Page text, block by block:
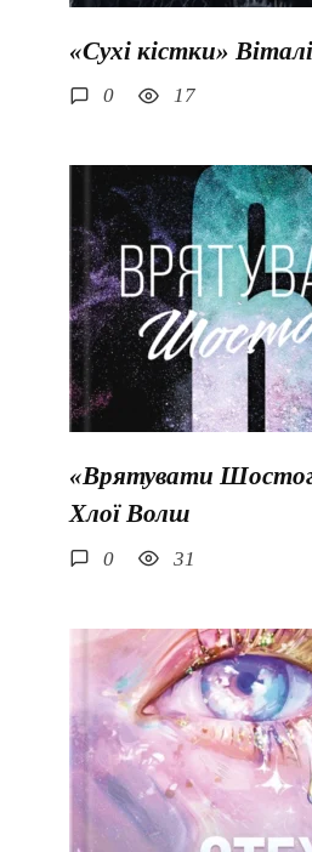
«Сухі кістки»
0 17
«Врятувати
Хлої Волш
0 31